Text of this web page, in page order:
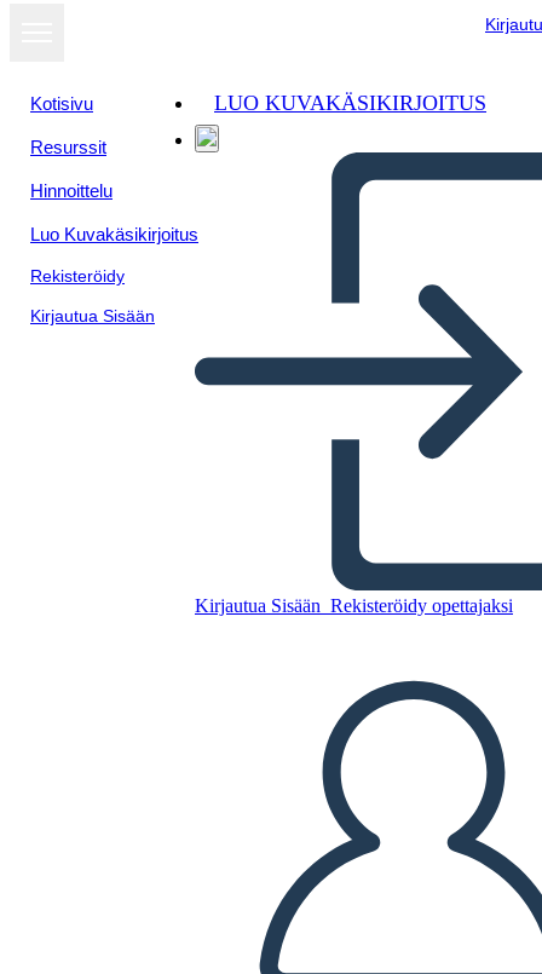
Kotisivu
Resurssit
Hinnoittelu
Luo Kuvakäsikirjoitus
Rekisteröidy
Kirjautua Sisään
LUO KUVAKÄSIKIRJOITUS
Kirjautua Sisään Rekisteröidy opettajaksi
Ragazzo Sulla Timeline Della
Scatola di Legno
Kopioi tämä kuvakäsikirjoitus
LUO KUVAKÄSIKIRJOITUS
TOISTA DIAESITYS
LUE MINULLE